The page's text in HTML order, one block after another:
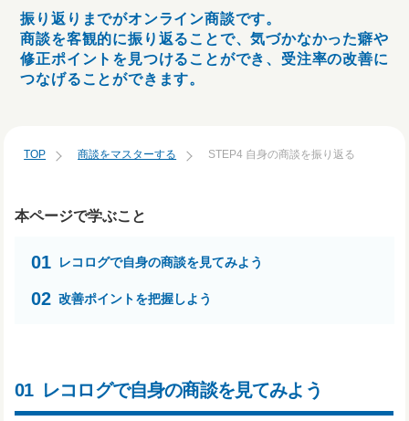
振り返りまでがオンライン商談です。
商談を客観的に振り返ることで、気づかなかった癖や
修正ポイントを見つけることができ、受注率の改善に
つなげることができます。
TOP 商談をマスターする STEP4 自身の商談を振り返る
本ページで学ぶこと
01 レコログで自身の商談を見てみよう
02 改善ポイントを把握しよう
01 レコログで自身の商談を見てみよう